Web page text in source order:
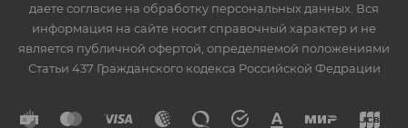
даете согласие на обработку персональных данных. Вся
информация на сайте носит справочный характер и не
является публичной офертой, определяемой положениями
Статьи 437 Гражданского кодекса Российской Федрации